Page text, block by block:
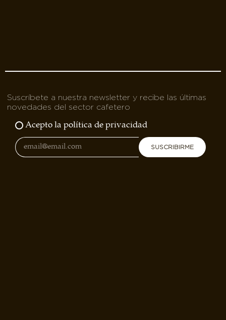
Suscríbete a nuestra newsletter y recibe las últimas
novedades del sector cafetero
Acepto la política de privacidad
SUSCRIBIRME